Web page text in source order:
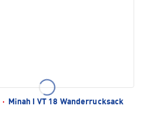
· Minah I VT 18 Wanderrucksack